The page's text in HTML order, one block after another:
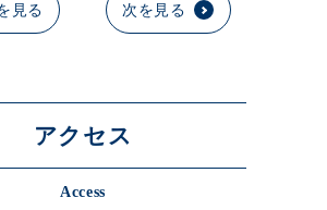
見る 次を見る
アクセス
Access